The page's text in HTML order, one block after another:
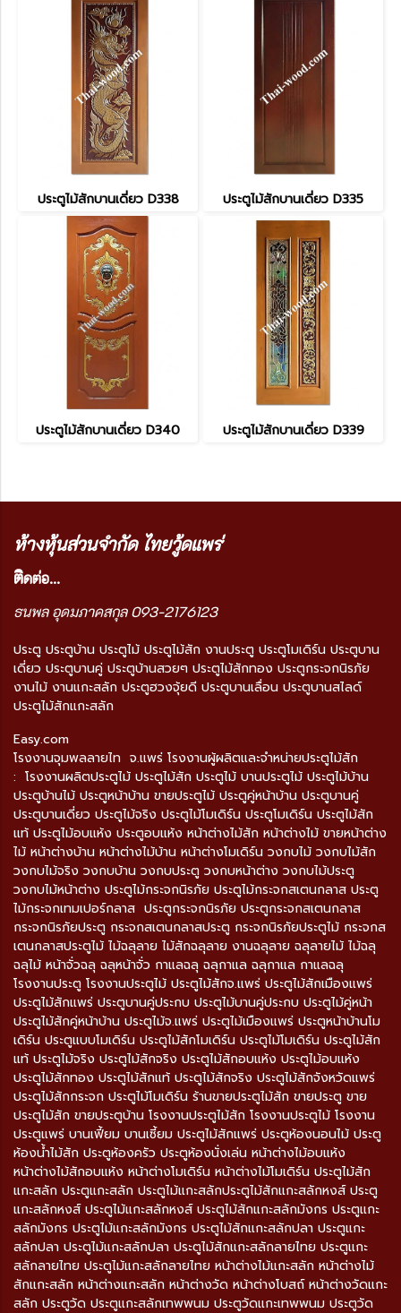
ประตูไม้สักบานเดี่ยว D338 ประตูไม้สักบานเดี่ยว D335
ประตูไม้สักบานเดี่ยว D340 ประตูไม้สักบานเดี่ยว D339
ห้างหุ้นส่วนจำกัด ไทยวู้ดแพร่
ติดต่อ...
ธนพล อุดมภาคสกุล 093-2176123
ประตู ประตูบ้าน ประตูไม้ ประตูไม้สัก งานประตู ประตูโมเดิร์น ประตูบาน
เดี่ยว ประตูบานคู่ ประตูบ้านสวยๆ ประตูไม้สักทอง ประตูกระจกนิรภัย
งานไม้ งานแกะสลัก ประตูฮวงจุ้ยดี ประตูบานเลื่อน ประตูบานสไลด์
ประตูไม้สักแกะสลัก
Easy.com
โรงงานจุมพลลายไท จ.แพร่ โรงงานผู้ผลิตและจำหน่ายประตูไม้สัก
: โรงงานผลิตประตูไม้ ประตูไม้สัก ประตูไม้ บานประตูไม้ ประตูไม้บ้าน
ประตูบ้านไม้ ประตูหน้าบ้าน ขายประตูไม้ ประตูคู่หน้าบ้าน ประตูบานคู่
ประตูบานเดี่ยว ประตูไม้จริง ประตูไม้โมเดิร์น ประตูโมเดิร์น ประตูไม้สัก
แท้ ประตูไม้อบแห้ง ประตูอบแห้ง หน้าต่างไม้สัก หน้าต่างไม้ ขายหน้าต่าง
ไม้ หน้าต่างบ้าน หน้าต่างไม้บ้าน หน้าต่างโมเดิร์น วงกบไม้ วงกบไม้สัก
วงกบไม้จริง วงกบบ้าน วงกบประตู วงกบหน้าต่าง วงกบไม้ประตู
วงกบไม้หน้าต่าง ประตูไม้กระจกนิรภัย ประตูไม้กระจกสเตนกลาส ประตู
ไม้กระจกเทมเปอร์กลาส ประตูกระจกนิรภัย ประตูกระจกสเตนกลาส
กระจกนิรภัยประตู กระจกสเตนกลาสประตู กระจกนิรภัยประตูไม้ กระจกส
เตนกลาสประตูไม้ ไม้ฉลุลาย ไม้สักฉลุลาย งานฉลุลาย ฉลุลายไม้ ไม้ฉลุ
ฉลุไม้ หน้าจั่วฉลุ ฉลุหน้าจั่ว กาแลฉลุ ฉลุกาแล ฉลุกาแล กาแลฉลุ
โรงงานประตู โรงงานประตูไม้ ประตูไม้สักจ.แพร่ ประตูไม้สักเมืองแพร่
ประตูไม้สักแพร่ ประตูบานคู่ประกบ ประตูไม้บานคู่ประกบ ประตูไม้คู่หน้า
ประตูไม้สักคู่หน้าบ้าน ประตูไม้จ.แพร่ ประตูไม้เมืองแพร่ ประตูหน้าบ้านโม
เดิร์น ประตูแบบโมเดิร์น ประตูไม้สักโมเดิร์น ประตูไม้โมเดิร์น ประตูไม้สัก
แท้ ประตูไม้จริง ประตูไม้สักจริง ประตูไม้สักอบแห้ง ประตูไม้อบแห้ง
ประตูไม้สักทอง ประตูไม้สักแท้ ประตูไม้สักจริง ประตูไม้สักจังหวัดแพร่
ประตูไม้สักกระจก ประตูไม้โมเดิร์น ร้านขายประตูไม้สัก ขายประตู ขาย
ประตูไม้สัก ขายประตูบ้าน โรงงานประตูไม้สัก โรงงานประตูไม้ โรงงาน
ประตูแพร่ บานเฟี้ยม บานเซี้ยม ประตูไม้สักแพร่ ประตูห้องนอนไม้ ประตู
ห้องน้ำไม้สัก ประตูห้องครัว ประตูห้องนั่งเล่น หน้าต่างไม้อบแห้ง
หน้าต่างไม้สักอบแห้ง หน้าต่างโมเดิร์น หน้าต่างไม้โมเดิร์น ประตูไม้สัก
แกะสลัก ประตูแกะสลัก ประตูไม้แกะสลักประตูไม้สักแกะสลักหงส์ ประตู
แกะสลักหงส์ ประตูไม้แกะสลักหงส์ ประตูไม้สักแกะสลักมังกร ประตูแกะ
สลักมังกร ประตูไม้แกะสลักมังกร ประตูไม้สักแกะสลักปลา ประตูแกะ
สลักปลา ประตูไม้แกะสลักปลา ประตูไม้สักแกะสลักลายไทย ประตูแกะ
สลักลายไทย ประตูไม้แกะสลักลายไทย หน้าต่างไม้แกะสลัก หน้าต่างไม้
สักแกะสลัก หน้าต่างแกะสลัก หน้าต่างวัด หน้าต่างโบสถ์ หน้าต่างวัดแกะ
สลัก ประตูวัด ประตูแกะสลักเทพพนม ประตูวัดแกะเทพพนม ประตูวัด